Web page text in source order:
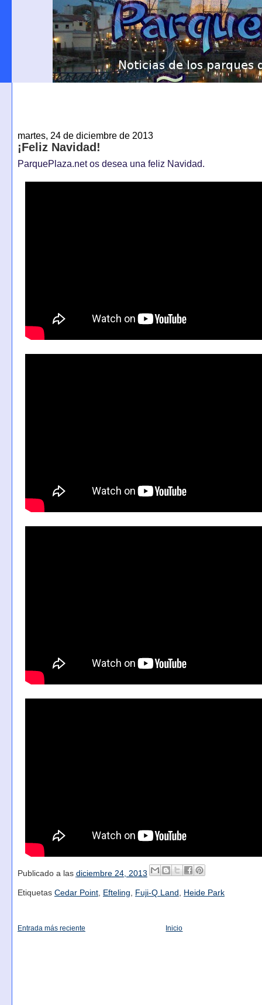
martes, 24 de diciembre de 2013
¡Feliz Navidad!
ParquePlaza.net os desea una feliz Navidad.
Publicado a las diciembre 24, 2013
Etiquetas Cedar Point, Efteling Fuji-Q Land Heide Park
Entrada más reciente Inicio